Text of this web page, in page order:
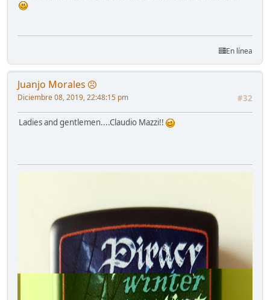
En línea
Juanjo Morales
#32
Diciembre 08, 2019, 22:48:15 pm
Ladies and gentlemen....Claudio Mazzi!!